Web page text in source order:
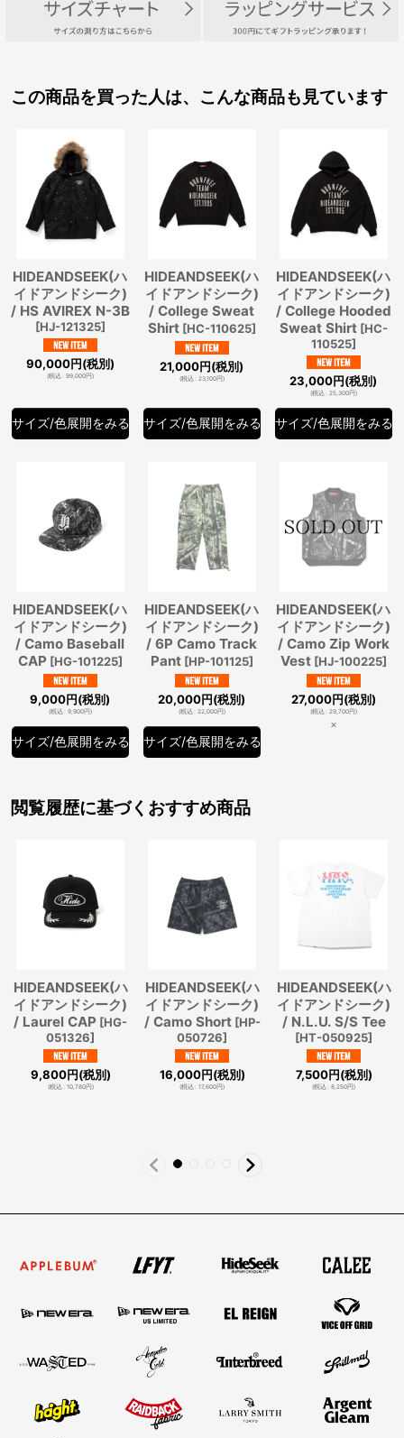
この商品を買った人は、こんな商品も見ています
HIDEANDSEEK(ハ
イドアンドシーク)
/ HS AVIREX N-3B
[HJ-121325]
90,000円(税別)
(税込: 99,000円)
サイズ/色展開をみる
HIDEANDSEEK(ハ
イドアンドシーク)
/ College Sweat
Shirt [HC-110625]
21,000円(税別)
(税込: 23,100円)
サイズ/色展開をみる
HIDEANDSEEK(ハ
イドアンドシーク)
/ College Hooded
Sweat Shirt [HC-
110525]
23,000円(税別)
(税込: 25,300円)
サイズ/色展開をみる
HIDEANDSEEK(ハ
イドアンドシーク)
/ Camo Baseball
CAP [HG-101225]
9,000円(税別)
(税込: 9,900円)
サイズ/色展開をみる
HIDEANDSEEK(ハ
イドアンドシーク)
/ 6P Camo Track
Pant [HP-101125]
20,000円(税別)
(税込: 22,000円)
サイズ/色展開をみる
HIDEANDSEEK(ハ
イドアンドシーク)
/ Camo Zip Work
Vest [HJ-100225]
27,000円(税別)
(税込: 29,700円)
×
閲覧履歴に基づくおすすめ商品
HIDEANDSEEK(ハ
イドアンドシーク)
/ Laurel CAP [HG-
051326]
9,800円(税別)
(税込: 10,780円)
HIDEANDSEEK(ハ
イドアンドシーク)
/ Camo Short [HP-
050726]
16,000円(税別)
(税込: 17,600円)
HIDEANDSEEK(ハ
イドアンドシーク)
/ N.L.U. S/S Tee
[HT-050925]
7,500円(税別)
(税込: 8,250円)